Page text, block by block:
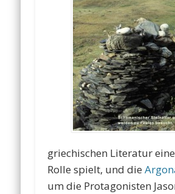
griechischen Literatur
Rolle spielt, und die
um die Protagonisten